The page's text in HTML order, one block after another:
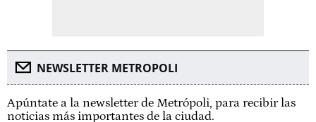
NEWSLETTER METROPOLI
Apúntate a la newsletter de Metrópoli, para recibir las
noticias más importantes de la ciudad.